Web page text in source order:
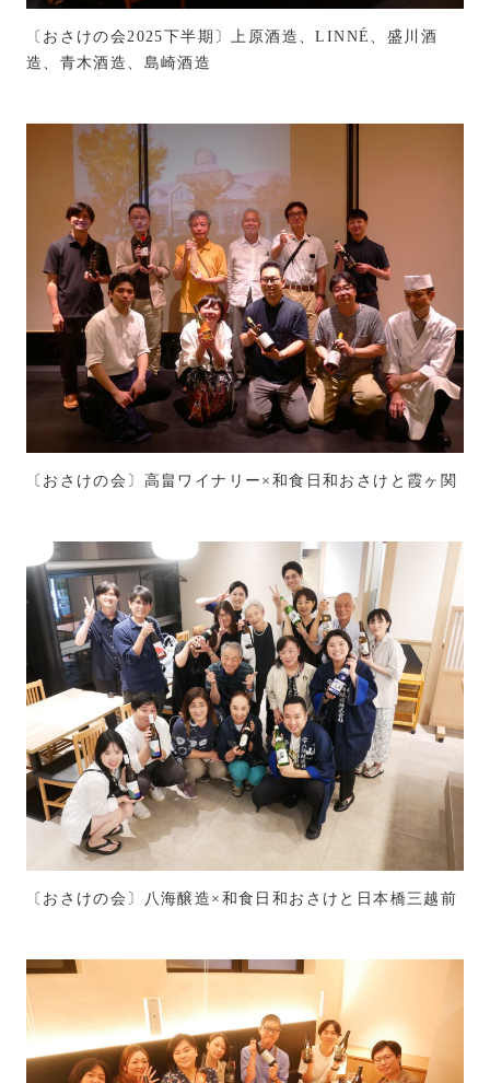
〔おさけの会2025下半期〕上原酒造、LINNÉ、盛川酒
造、青木酒造、島崎酒造
〔おさけの会〕高畠ワイナリー×和食日和おさけと霞ヶ関
〔おさけの会〕八海醸造×和食日和おさけと日本橋三越前